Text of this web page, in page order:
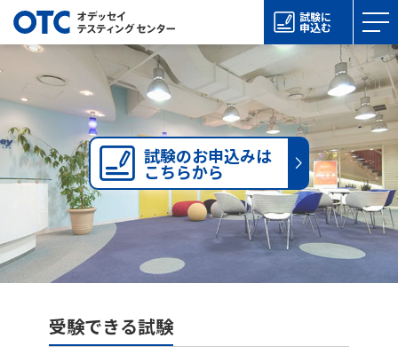
試験に
申込む
試験のお申込みは
こちらから
受験できる試験